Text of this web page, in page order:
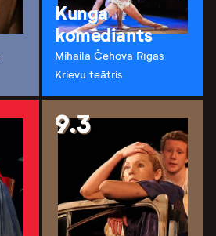
Kunga
komediants
Mihaila Čehova Rīgas
Krievu teātris
9.3